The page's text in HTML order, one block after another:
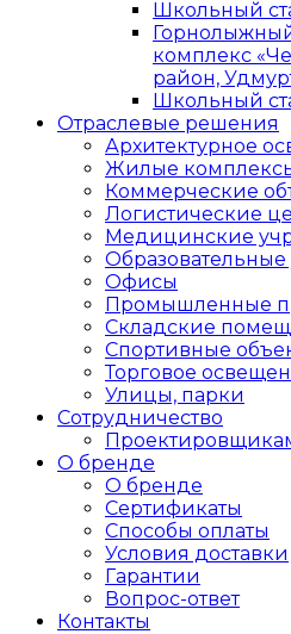
Школьный
комплекс
район,
Школьный
Отраслевые решения
Архитектурное
Жилые
Коммерческие
Логистические
Медицинские
Офисы
Промышленные
Складские
Спортивные
Торговое
Улицы, парки
Сотрудничество
О бренде
О бренде
Сертификаты
Способы оплаты
Условия доставки
Гарантии
Вопрос-ответ
Контакты